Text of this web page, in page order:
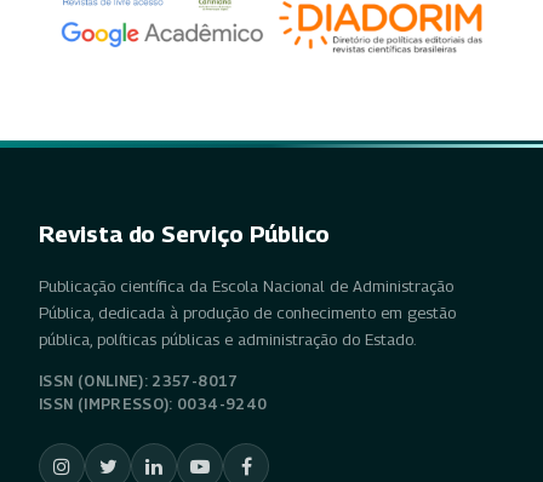
Revista do Serviço Público
Publicação científica da Escola Nacional de Administração
Pública, dedicada à produção de conhecimento em gestão
pública, políticas públicas e administração do Estado.
ISSN (ONLINE): 2357-8017
ISSN (IMPRESSO): 0034-9240